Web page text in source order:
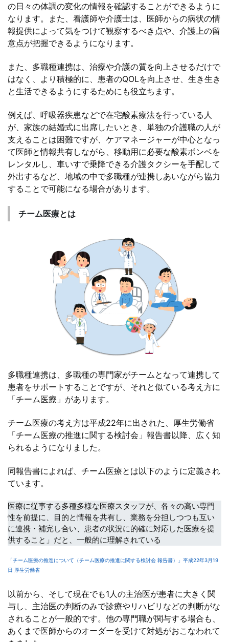
の日々の体調の変化の情報を確認することができるように
なります。また、看護師や介護士は、医師からの病状の情
報提供によって気をつけて観察するべき点や、介護上の留
意点が把握できるようになります。
また、多職種連携は、治療や介護の質を向上させるだけで
はなく、より積極的に、患者のQOLを向上させ、生き生き
と生活できるようにするためにも役立ちます。
例えば、呼吸器疾患などで在宅酸素療法を行っている人
が、家族の結婚式に出席したいとき、単独の介護職の人が
支えることは困難ですが、ケアマネージャーが中心となっ
て医師と情報共有しながら、移動用に必要な酸素ボンベを
レンタルし、車いすで乗降できる介護タクシーを手配して
外出するなど、地域の中で多職種が連携しあいながら協力
することで可能になる場合があります。
チーム医療とは
多職種連携は、多職種の専門家がチームとなって連携して
患者をサポートすることですが、それと似ている考え方に
「チーム医療」があります。
チーム医療の考え方は平成22年に出された、厚生労働省
「チーム医療の推進に関する検討会」報告書以降、広く知
られるようになりました。
同報告書によれば、チーム医療とは以下のように定義され
ています。
医療に従事する多種多様な医療スタッフが、各々の高い専門
性を前提に、目的と情報を共有し、業務を分担しつつも互い
に連携・補完し合い、患者の状況に的確に対応した医療を提
供すること」だと、一般的に理解されている
「チーム医療の推進について（チーム医療の推進に関する検討会 報告書）」平成22年3月19
日 厚生労働省
以前から、そして現在でも1人の主治医が患者に大きく関
与し、主治医の判断のみで診療やリハビリなどの判断がな
されることが一般的です。他の専門職が関与する場合も、
あくまで医師からのオーダーを受けて対処がおこなわれて